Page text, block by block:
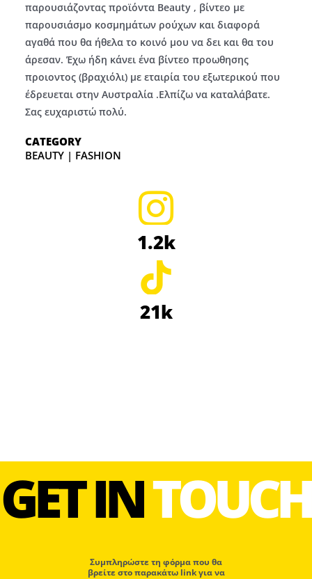
παρουσιάζοντας προϊόντα Beauty , βίντεο με
παρουσιάσμο κοσμημάτων ρούχων και διαφορά
αγαθά που θα ήθελα το κοινό μου να δει και θα του
άρεσαν. Έχω ήδη κάνει ένα βίντεο προωθησης
προιοντος (βραχιόλι) με εταιρία του εξωτερικού που
έδρευεται στην Αυστραλία .Ελπίζω να καταλάβατε.
Σας ευχαριστώ πολύ.
CATEGORY
BEAUTY | FASHION
1.2k
21k
GET INTOUCH
Συμπληρώστε τη φόρμα που θα
βρείτε στο παρακάτω link για να